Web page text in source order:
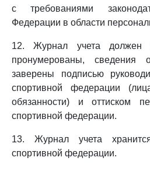
с требованиями
Федерации в области
12. Журнал учета должен
пронумерованы, сведения
заверены подписью
спортивной федерации
обязанности) и оттиском
спортивной федерации.
13. Журнал учета
спортивной федерации.